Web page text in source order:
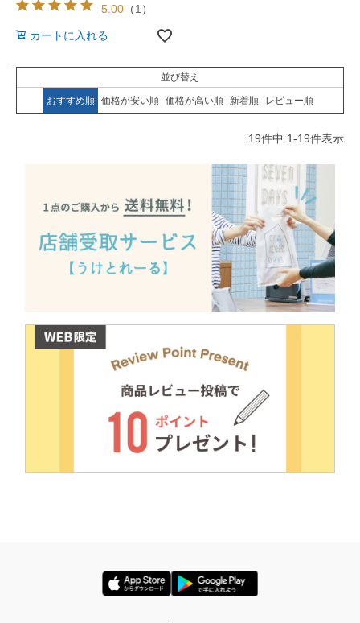
5.00 （1 ）
カートに入れる
並び替え
おすすめ順 価格が安い順 価格が高い順 新着順 レビュー順
19件中 1-19件表示